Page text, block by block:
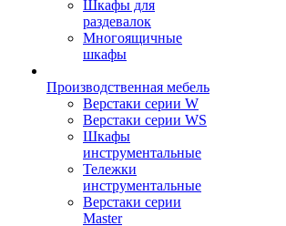
Шкафы для
раздевалок
Многоящичные
шкафы
Производственная мебель
Верстаки серии W
Верстаки серии WS
Шкафы
инструментальные
Тележки
инструментальные
Верстаки серии
Master